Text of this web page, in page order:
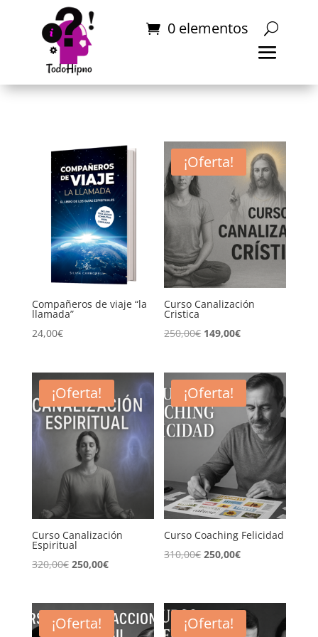
0 elementos
Compañeros de viaje “la
llamada”
24,00€
¡Oferta!
Curso Canalización
Cristica
250,00€ El
original
era:
250,00€.
149,00€El
actual
es:
149,00€.
¡Oferta!
Curso Canalización
Espiritual
320,00€ El
original
era:
250,00€El
actual
es:
¡Oferta!
Curso Coaching Felicidad
310,00€ El
era:
310,00€.
250,00€El
es:
250,00€.
¡Oferta! ¡Oferta!